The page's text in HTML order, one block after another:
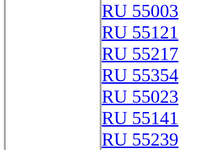
RU 55003
RU 55121
RU 55217
RU 55354
RU 55023
RU 55141
RU 55239